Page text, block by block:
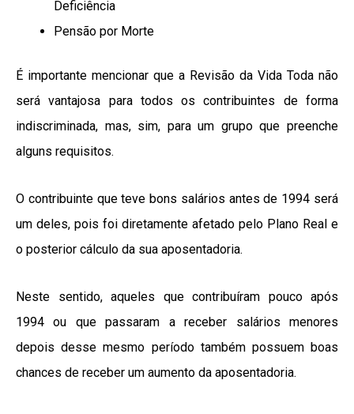
Deficiência
Pensão por Morte
É importante mencionar que a Revisão da Vida Toda não
será vantajosa para todos os contribuintes de forma
indiscriminada, mas, sim, para um grupo que preenche
alguns requisitos.
O contribuinte que teve bons salários antes de 1994 será
um deles, pois foi diretamente afetado pelo Plano Real e
o posterior cálculo da sua aposentadoria.
Neste sentido, aqueles que contribuíram pouco após
1994 ou que passaram a receber salários menores
depois desse mesmo período também possuem boas
chances de receber um aumento da aposentadoria.